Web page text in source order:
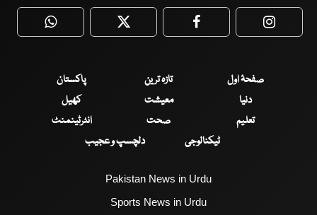
WhatsApp Twitter Facebook
صفحۂ اول تازہ ترین
پاکستان
دنیا
معیشت
کھیل
تعلیم
صحت
انٹرٹینمنٹ
ٹیکنالوجی
دلچسپ و عجیب
Pakistan News in Urdu
Sports News in Urdu